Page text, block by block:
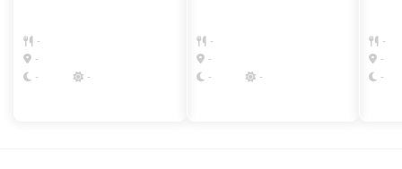
-
-
-
-
-
-
-
-
-
-
-